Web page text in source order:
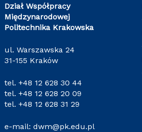
Dział Współpracy
Międzynarodowej
Politechnika Krakowska
ul. Warszawska 24
31-155 Kraków
tel.+48 12 628 30 44
tel.+48 12 628 20 09
tel.+48 12 628 31 29
e-mail:dwm@pk.edu.pl